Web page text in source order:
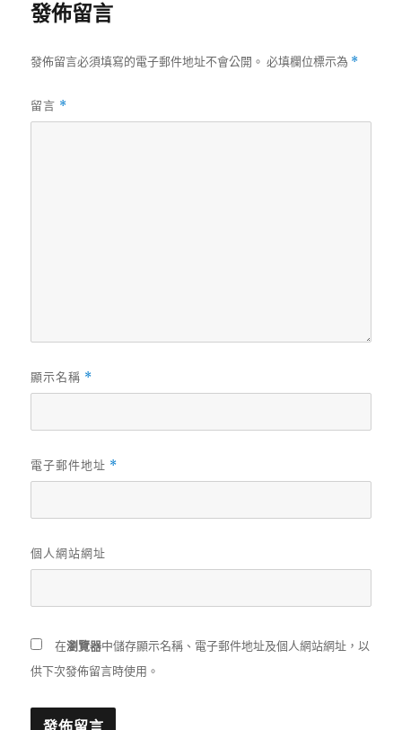
發佈留言
發佈留言必須填寫的電子郵件地址不會公開。 必填欄位標示為 *
留言 *
顯示名稱 *
電子郵件地址 *
個人網站網址
在瀏覽器中儲存顯示名稱、電子郵件地址及個人網站網址，以
供下次發佈留言時使用。